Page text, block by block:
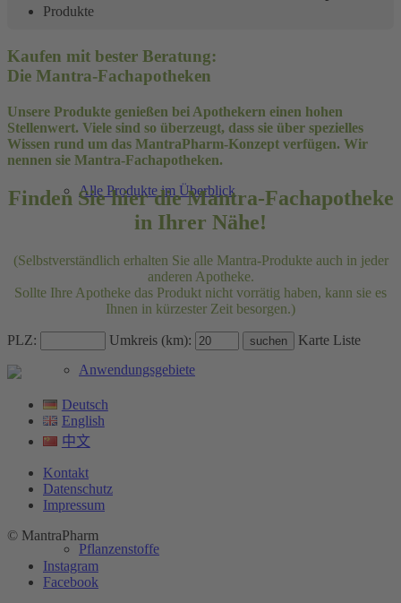
Produkte
Alle Produkte im Überblick
Anwendungsgebiete
Pflanzenstoffe
Kaufen mit bester Beratung:
Die Mantra-Fachapotheken
Unsere Produkte genießen bei Apothekern einen hohen
Stellenwert. Viele sind so überzeugt, dass sie über spezielles
Wissen rund um das MantraPharm-Konzept verfügen. Wir
nennen sie Mantra-Fachapotheken.
Finden Sie hier die Mantra-Fachapotheke
in Ihrer Nähe!
(Selbstverständlich erhalten Sie alle Mantra-Produkte auch in jeder
anderen Apotheke.
Sollte Ihre Apotheke das Produkt nicht vorrätig haben, kann sie es
Ihnen in kürzester Zeit besorgen.)
PLZ: Umkreis (km): Karte Liste
Deutsch
English
中文
Kontakt
Datenschutz
Impressum
© MantraPharm
Instagram
Facebook